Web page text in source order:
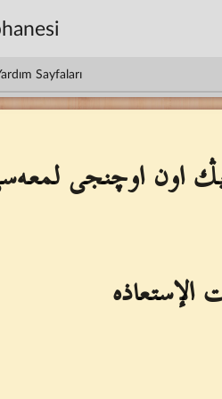
Sayfaları
اون اوچنجى